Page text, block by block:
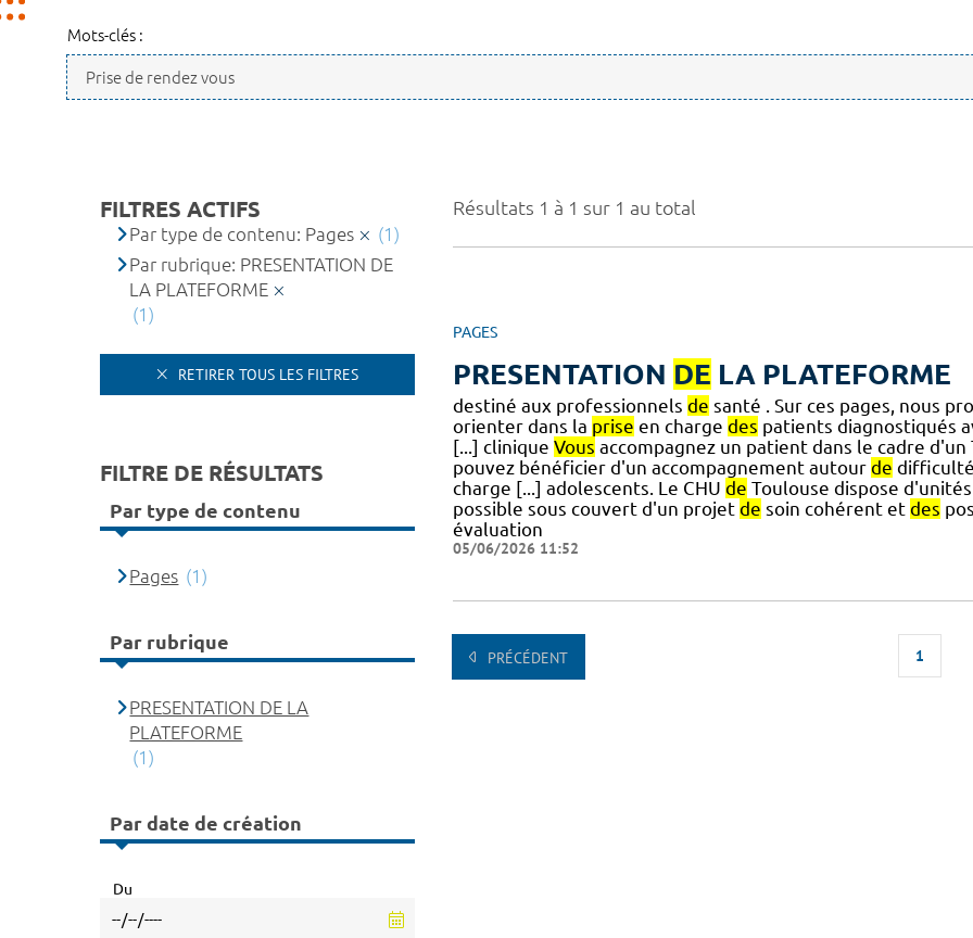
Mots-clés :
Résultats 1 à 1 sur 1 au total
PAGES
PRESENTATION DE LA PLATEFORME
destiné aux professionnels de santé . Sur ces pages, nous
orienter dans la prise en charge des patients diagnostiqués
[...] clinique Vous accompagnez un patient dans le cadre d'un
pouvez bénéficier d'un accompagnement autour de
charge [...] adolescents. Le CHU de Toulouse dispose
possible sous couvert d'un projet de soin cohérent et des
évaluation
05/06/2026 11:52
PRÉCÉDENT 1
FILTRES ACTIFS
Par type de contenu: Pages
(1)
Par rubrique: PRESENTATION DE
LA PLATEFORME
(1)
RETIRER TOUS LES FILTRES
FILTRE DE RÉSULTATS
Par type de contenu
Pages (1)
Par rubrique
PRESENTATION DE LA
PLATEFORME
(1)
Par date de création
Du